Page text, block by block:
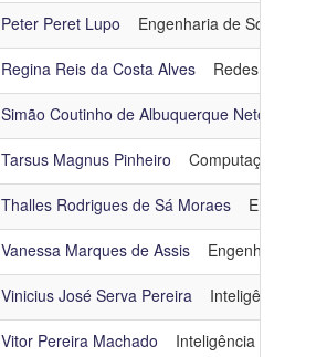
Peter Peret Lupo Engenharia de Software
Regina Reis da Costa Alves Redes de
Simão Coutinho de Albuquerque Neto
Tarsus Magnus Pinheiro Computação
Thalles Rodrigues de Sá Moraes
Vanessa Marques de Assis Engenharia de
Vinicius José Serva Pereira Inteligência
Vitor Pereira Machado Inteligência Artificial